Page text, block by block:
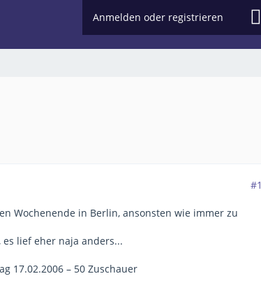
Anmelden oder registrieren
#1
Wochenende in Berlin, ansonsten wie immer zu
lief eher naja anders...
17.02.2006 – 50 Zuschauer